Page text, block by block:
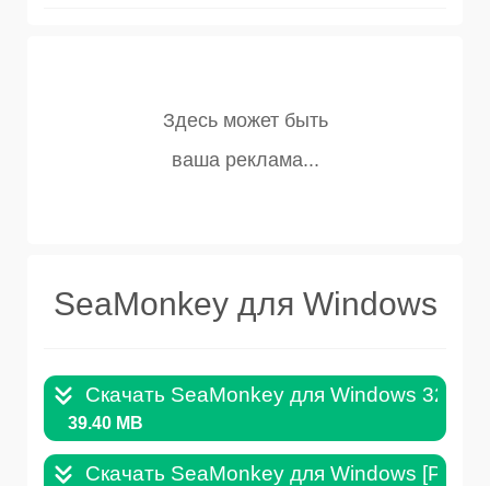
SeaMonkey для Windows
Скачать SeaMonkey для Windows
39.40 MB
Скачать SeaMonkey для Windows